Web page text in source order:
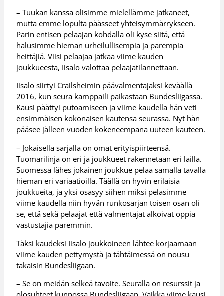
– Tuukan kanssa olisimme mielellämme jatkaneet,
mutta emme lopulta päässeet yhteisymmärrykseen.
Parin entisen pelaajan kohdalla oli kyse siitä, että
halusimme hieman urheilullisempia ja parempia
heittäjiä. Viisi pelaajaa jatkaa viime kauden
joukkueesta, Iisalo valottaa pelaajatilannettaan.
Iisalo siirtyi Crailsheimin päävalmentajaksi keväällä
2016, kun seura kamppaili paikastaan Bundesliigassa.
Kausi päättyi putoamiseen ja viime kaudella hän veti
ensimmäisen kokonaisen kautensa seurassa. Nyt hän
pääsee jälleen vuoden kokeneempana uuteen kauteen.
– Jokaisella sarjalla on omat erityispiirteensä.
Tuomarilinja on eri ja joukkueet rakennetaan eri lailla.
Suomessa lähes jokainen joukkue pelaa samalla tavalla
hieman eri variaatioilla. Täällä on hyvin erilaisia
joukkueita, ja yksi osasyy siihen miksi pelasimme
viime kaudella niin hyvän runkosarjan toisen osan oli
se, että sekä pelaajat että valmentajat alkoivat oppia
vastustajia paremmin.
Täksi kaudeksi Iisalo joukkoineen lähtee korjaamaan
viime kauden pettymystä ja tähtäimessä on nousu
takaisin Bundesliigaan.
– Se on meidän selkeä tavoite. Seuralla on resurssit ja